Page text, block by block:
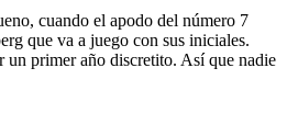
cuando el apodo del número 7
que va a juego con sus iniciales.
un primer año discretito. Así que nadie